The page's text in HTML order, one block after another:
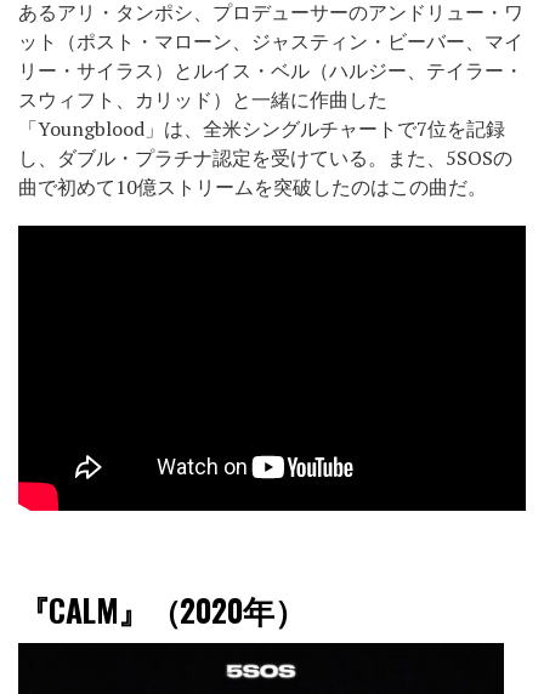
あるアリ・タンポシ、プロデューサーのアンドリュー・ワ
ット（ポスト・マローン、ジャスティン・ビーバー、マイ
リー・サイラス）とルイス・ベル（ハルジー、テイラー・
スウィフト、カリッド）と一緒に作曲した
「Youngblood」は、全米シングルチャートで7位を記録
し、ダブル・プラチナ認定を受けている。また、5SOSの
曲で初めて10億ストリームを突破したのはこの曲だ。
『CALM』（2020年）